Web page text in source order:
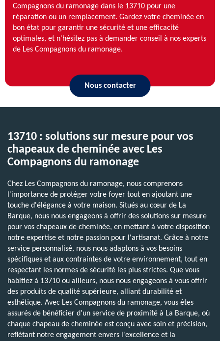
Compagnons du ramonage dans le 13710 pour une
réparation ou un remplacement. Gardez votre cheminée en
bon état pour garantir une sécurité et une efficacité
optimales, et n'hésitez pas à demander conseil à nos experts
de Les Compagnons du ramonage.
Nous contacter
13710 : solutions sur mesure pour vos
chapeaux de cheminée avec Les
Compagnons du ramonage
Chez Les Compagnons du ramonage, nous comprenons
l'importance de protéger votre foyer tout en ajoutant une
touche d'élégance à votre maison. Situés au cœur de La
Barque, nous nous engageons à offrir des solutions sur mesure
pour vos chapeaux de cheminée, en mettant à votre disposition
notre expertise et notre passion pour l'artisanat. Grâce à notre
service personnalisé, nous nous adaptons à vos besoins
spécifiques et aux contraintes de votre environnement, tout en
respectant les normes de sécurité les plus strictes. Que vous
habitiez à 13710 ou ailleurs, nous nous engageons à vous offrir
des produits de qualité supérieure, alliant durabilité et
esthétique. Avec Les Compagnons du ramonage, vous êtes
assurés de bénéficier d'un service de proximité à La Barque, où
chaque chapeau de cheminée est conçu avec soin et précision,
reflétant notre engagement envers l'excellence et la